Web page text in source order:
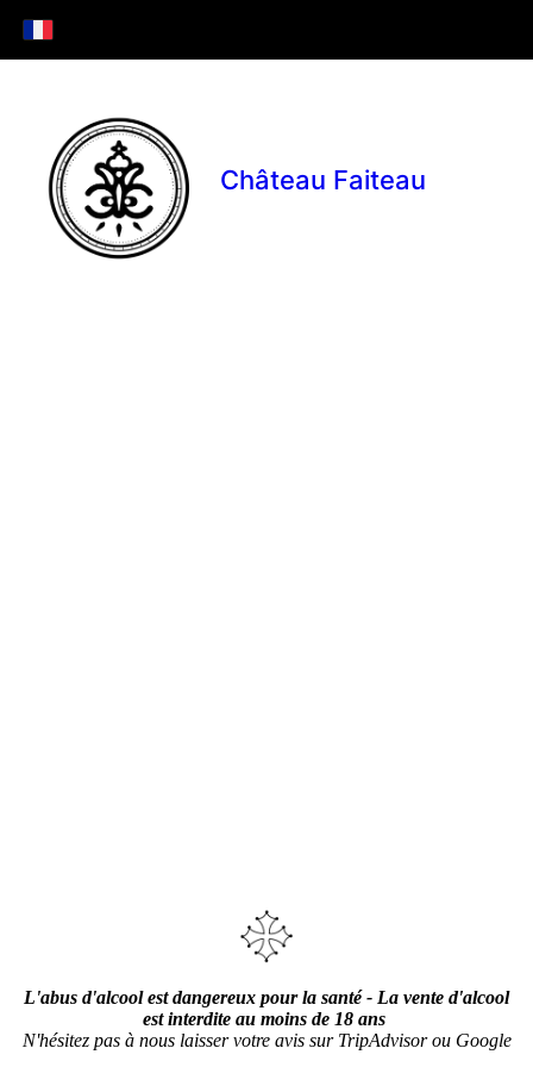
Château Faiteau
L'abus d'alcool est dangereux pour la santé - La vente d'alcool
est interdite au moins de 18 ans
N'hésitez pas à nous laisser votre avis sur TripAdvisor ou Google